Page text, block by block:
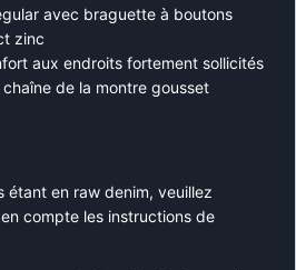
avec braguette à boutons
zinc
aux endroits fortement sollicités
de la montre gousset
étant en raw denim, veuillez
compte les instructions de